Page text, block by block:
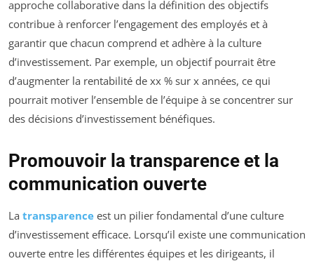
approche collaborative dans la définition des objectifs
contribue à renforcer l’engagement des employés et à
garantir que chacun comprend et adhère à la culture
d’investissement. Par exemple, un objectif pourrait être
d’augmenter la rentabilité de xx % sur x années, ce qui
pourrait motiver l’ensemble de l’équipe à se concentrer sur
des décisions d’investissement bénéfiques.
Promouvoir la transparence et la
communication ouverte
La transparence est un pilier fondamental d’une culture
d’investissement efficace. Lorsqu’il existe une communication
ouverte entre les différentes équipes et les dirigeants, il